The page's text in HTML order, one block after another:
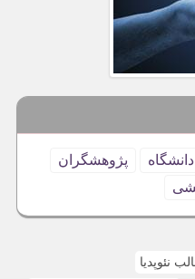
دانشگاه
پژوهشگران
نئوپدیا